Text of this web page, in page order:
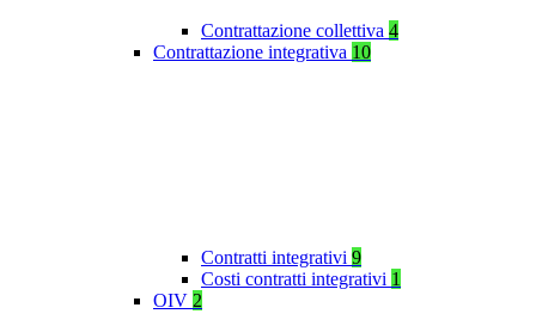
Contrattazione collettiva 4
Contrattazione integrativa 10
Contratti integrativi 9
Costi contratti integrativi 1
OIV 2